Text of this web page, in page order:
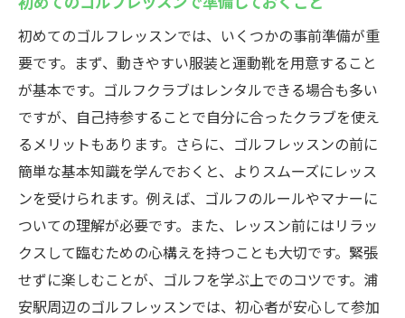
浦安駅でのゴルフレッスンを有効活用する
方法
少人数制のゴルフレッスンで安心スタートを切
る
少人数制レッスンのメリットとは？
浦安駅で少人数制レッスンを選ぶ理由
初心者が少人数制で安心して学べる環境作
り
少人数制レッスンで得られるパーソナルフ
ィードバック
グループレッスンと少人数制の違いを比較
初めてのゴルフレッスンでは、いくつかの事前準備が重
要です。まず、動きやすい服装と運動靴を用意すること
が基本です。ゴルフクラブはレンタルできる場合も多い
ですが、自己持参することで自分に合ったクラブを使え
るメリットもあります。さらに、ゴルフレッスンの前に
簡単な基本知識を学んでおくと、よりスムーズにレッス
ンを受けられます。例えば、ゴルフのルールやマナーに
ついての理解が必要です。また、レッスン前にはリラッ
クスして臨むための心構えを持つことも大切です。緊張
せずに楽しむことが、ゴルフを学ぶ上でのコツです。浦
安駅周辺のゴルフレッスンでは、初心者が安心して参加